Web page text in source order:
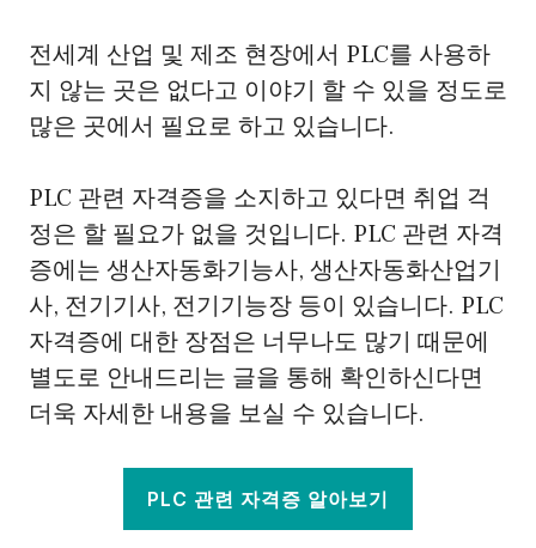
전세계 산업 및 제조 현장에서 PLC를 사용하
지 않는 곳은 없다고 이야기 할 수 있을 정도로
많은 곳에서 필요로 하고 있습니다.
PLC 관련 자격증을 소지하고 있다면 취업 걱
정은 할 필요가 없을 것입니다. PLC 관련 자격
증에는 생산자동화기능사, 생산자동화산업기
사, 전기기사, 전기기능장 등이 있습니다. PLC
자격증에 대한 장점은 너무나도 많기 때문에
별도로 안내드리는 글을 통해 확인하신다면
더욱 자세한 내용을 보실 수 있습니다.
PLC 관련 자격증 알아보기